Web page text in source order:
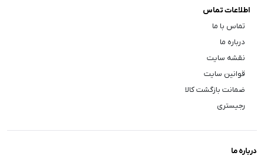
اطلاعات تماس
تماس با ما
درباره ما
نقشه سایت
قوانین سایت
ضمانت بازگشت کالا
رجیستری
درباره ما